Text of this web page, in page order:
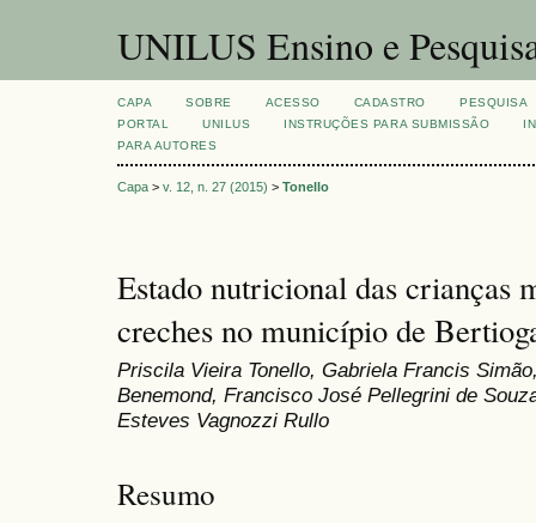
UNILUS Ensino e
CAPA SOBRE ACESSO CADASTRO
PESQUISA
PORTAL
UNILUS INSTRUÇÕES PARA SUBMISSÃO
PARA AUTORES
Capa > v. 12, n. 27 (2015) > Tonello
Estado nutricional das crianças
creches no município de
Priscila Vieira Tonello, Gabriela Francis
Benemond, Francisco José Pellegrini de
Esteves Vagnozzi Rullo
Resumo